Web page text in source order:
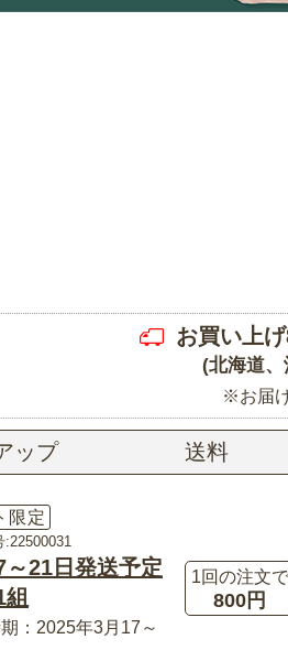
お買い上
(北海道
※お届
ップ 送料
限定
:22500031
～21日発送予定
：2025年3月17～
1回の注文で
800円